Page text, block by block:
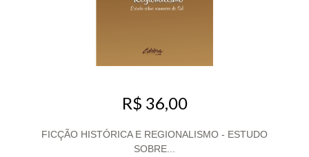
R$ 36,00
FICÇÃO HISTÓRICA E REGIONALISMO - ESTUDO
SOBRE...